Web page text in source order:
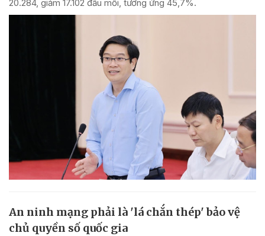
20.284, giảm 17.102 đầu mối, tương ứng 45,7%.
An ninh mạng phải là 'lá chắn thép' bảo vệ
chủ quyền số quốc gia